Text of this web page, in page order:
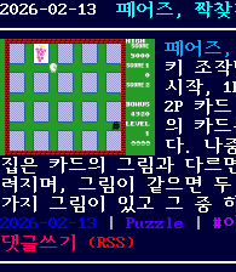
2026-02-13
페어즈, 짝
페어즈
키 조
시작,
2P 카
의 카
다. 나
집은 카드의 그림과 다르
려지며, 그림이 같으면
가지 그림이 있고 그 중
Posted
on
2026-02-13 Categories
Puzzle
댓글쓰기
on
페
(RSS)